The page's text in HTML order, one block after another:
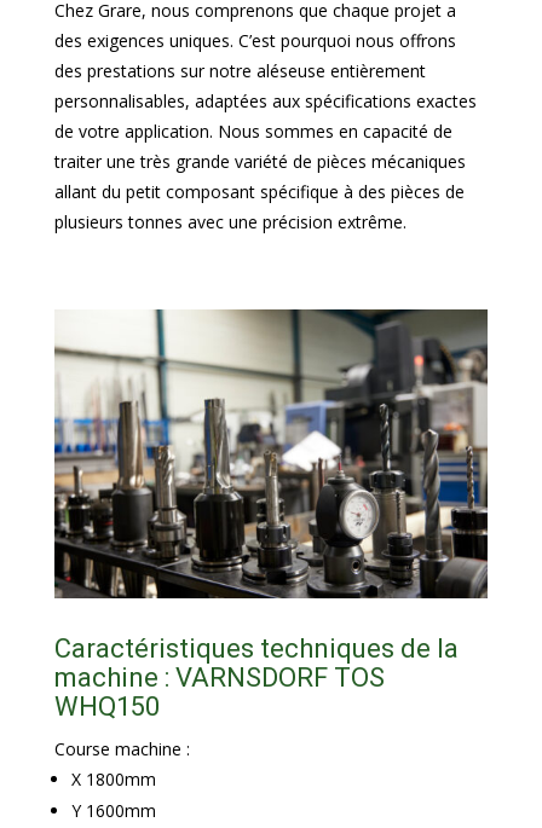
Chez Grare, nous comprenons que chaque projet a
des exigences uniques. C’est pourquoi nous offrons
des prestations sur notre aléseuse entièrement
personnalisables, adaptées aux spécifications exactes
de votre application. Nous sommes en capacité de
traiter une très grande variété de pièces mécaniques
allant du petit composant spécifique à des pièces de
plusieurs tonnes avec une précision extrême.
Caractéristiques techniques de la
machine : VARNSDORF TOS
WHQ150
Course machine :
X 1800mm
Y 1600mm